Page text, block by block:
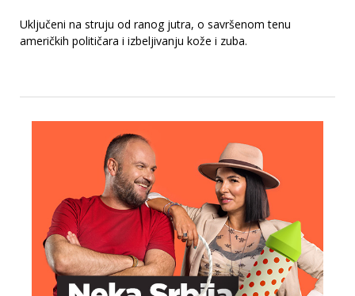
Uključeni na struju od ranog jutra, o savršenom tenu
američkih političara i izbeljivanju kože i zuba.